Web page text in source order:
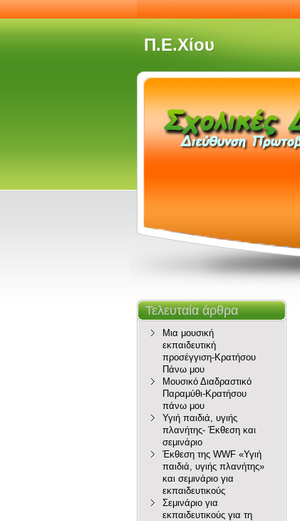
Π.Ε.Χίου
Τελευταία άρθρα
Μια μουσική
εκπαιδευτική
προσέγγιση-Κρατήσου
Πάνω μου
Μουσικό Διαδραστικό
Παραμύθι-Κρατήσου
πάνω μου
Υγιή παιδιά, υγιής
πλανήτης- Έκθεση και
σεμινάριο
Έκθεση της WWF «Υγιή
παιδιά, υγιής πλανήτης»
και σεμινάριο για
εκπαιδευτικούς
Σεμινάριο για
εκπαιδευτικούς για τη